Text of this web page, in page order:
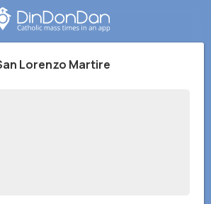
Lorenzo Martire